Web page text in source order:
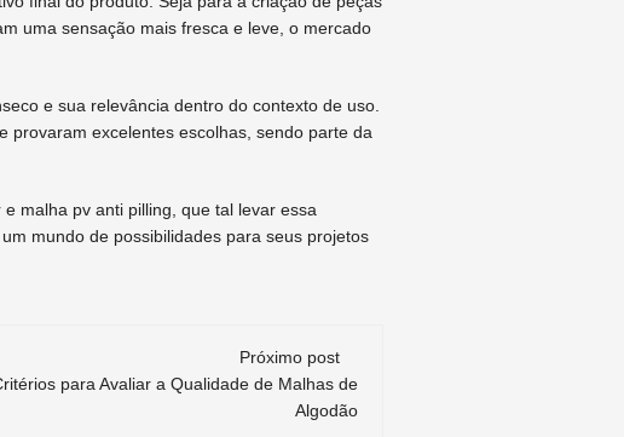
uma sensação mais fresca e leve, o mercado
e sua relevância dentro do contexto de uso.
provaram excelentes escolhas, sendo parte da
malha pv anti pilling, que tal levar essa
mundo de possibilidades para seus projetos
Próximo post
para Avaliar a Qualidade de Malhas de
Algodão